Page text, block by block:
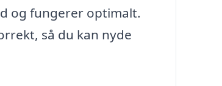
og fungerer optimalt.
så du kan nyde